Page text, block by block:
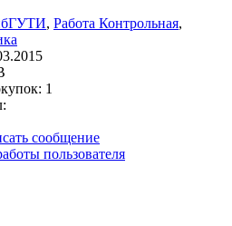
, Работа Контрольная,
1
сообщение
пользователя